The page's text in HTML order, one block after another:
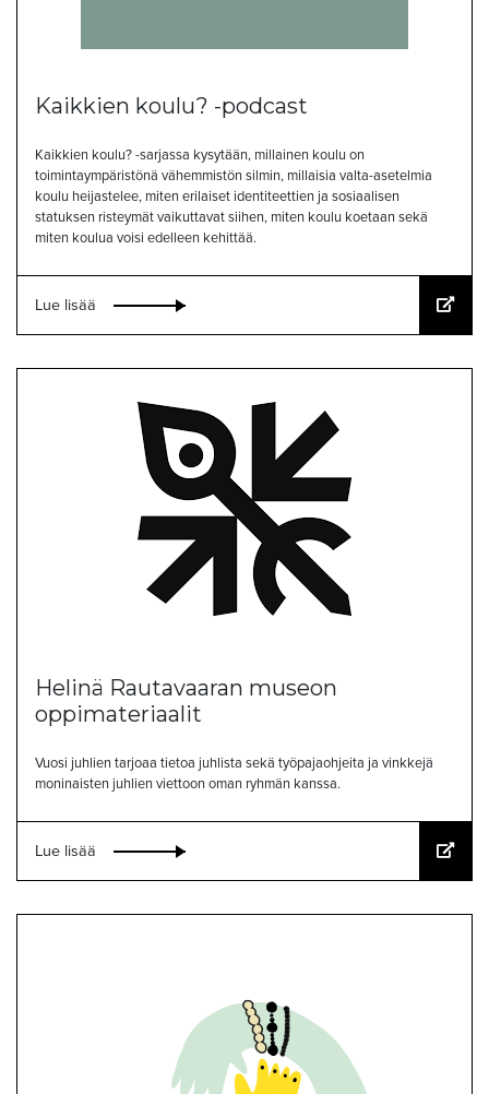
Kaikkien koulu? -podcast
Kaikkien koulu? -sarjassa kysytään, millainen koulu on
toimintaympäristönä vähemmistön silmin, millaisia valta-asetelmia
koulu heijastelee, miten erilaiset identiteettien ja sosiaalisen
statuksen risteymät vaikuttavat siihen, miten koulu koetaan sekä
miten koulua voisi edelleen kehittää.
Lue lisää
Helinä Rautavaaran museon
oppimateriaalit
Vuosi juhlien tarjoaa tietoa juhlista sekä työpajaohjeita ja vinkkejä
moninaisten juhlien viettoon oman ryhmän kanssa.
Lue lisää